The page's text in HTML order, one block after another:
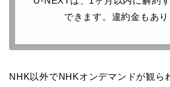
できます。違約金もあり
NHK以外でNHKオンデマンドが観ら